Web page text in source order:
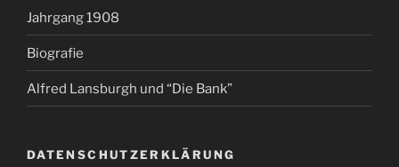
Jahrgang 1908
Biografie
Alfred Lansburgh und “Die Bank”
DATENSCHUTZERKLÄRUNG